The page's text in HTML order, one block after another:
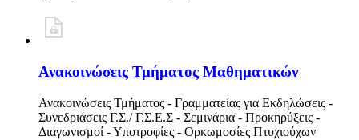
Ανακοινώσεις Τμήματος Μαθηματικών
Ανακοινώσεις Τμήματος - Γραμματείας για Εκδηλώσεις -
Συνεδριάσεις Γ.Σ./ Γ.Σ.Ε.Σ - Σεμινάρια - Προκηρύξεις -
Διαγωνισμοί - Υποτροφίες - Ορκωμοσίες Πτυχιούχων